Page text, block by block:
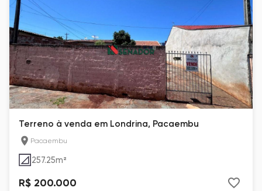
Terreno à venda em Londrina, Pacaembu
Pacaembu
257.25m²
R$ 200.000